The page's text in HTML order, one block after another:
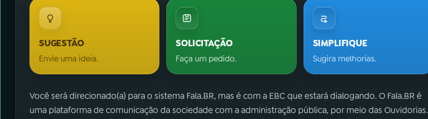
SUGESTÃO
Envie uma ideia.
SOLICITAÇÃO
Faça um pedido.
SIMPLIFIQUE
Sugira melhorias.
Você será direcionado(a) para o sistema Fala.BR, mas é com a EBC que estará dialogando. O Fala.BR é
uma plataforma de comunicação da sociedade com a administração pública, por meio das Ouvidorias.